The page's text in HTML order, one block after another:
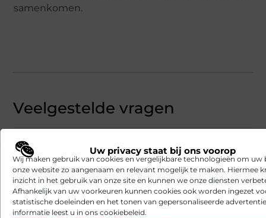
Uw privacy staat bij ons voorop
Wij maken gebruik van cookies en vergelijkbare technologieën om uw
onze website zo aangenaam en relevant mogelijk te maken. Hiermee
inzicht in het gebruik van onze site en kunnen we onze diensten
Afhankelijk van uw voorkeuren kunnen cookies ook worden ingezet
statistische doeleinden en het tonen van gepersonaliseerde
informatie leest u in ons cookiebeleid.
samenkomen.
Veelgestelde vragen
voor hun meubels?
Kan ik mijn UrbanSofa meubels naar
wens aanpassen?
▼